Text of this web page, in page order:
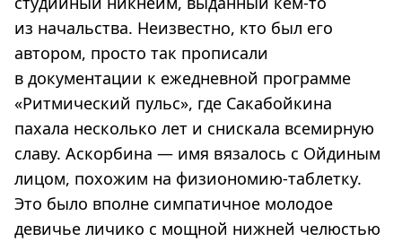
из начальства. Неизвестно, кто был его
автором, просто так прописали
в документации к ежедневной программе
«Ритмический пульс», где Сакабойкина
пахала несколько лет и снискала всемирную
славу. Аскорбина — имя вязалось с Ойдиным
лицом, похожим на физиономию-таблетку.
Это было вполне симпатичное молодое
девичье личико с мощной нижней челюстью